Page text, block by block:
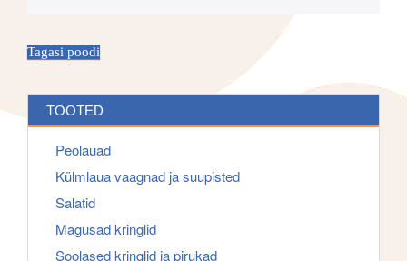
i
n
r
Tagasi poodi
TOOTED
Peolauad
Külmlaua vaagnad ja suupisted
Salatid
Magusad kringlid
Soolased kringlid ja pirukad